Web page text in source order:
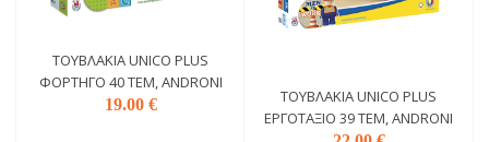
ΤΟΥΒΛΆΚΙΑ UNICO PLUS
ΦΟΡΤΗΓΌ 40 ΤΕΜ, ANDRONI
19.00 €
ΤΟΥΒΛΆΚΙΑ UNICO PLUS
ΕΡΓΟΤΆΞΙΟ 39 ΤΕΜ, ANDRONI